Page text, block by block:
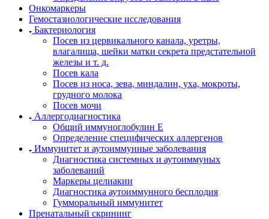
Онкомаркеры
Гемостазиологические исследования
Бактериология
Посев из цервикального канала, уретры,
влагалища, шейки матки секрета предстательной
железы и т. д.
Посев кала
Посев из носа, зева, миндалин, уха, мокроты,
грудного молока
Посев мочи
Аллергодиагностика
Общий иммуноглобулин Е
Определение специфических аллергенов
Иммунитет и аутоиммунные заболевания
Диагностика системных и аутоиммуных
заболеваний
Маркеры целиакии
Диагностика аутоиммунного бесплодия
Гумморальный иммунитет
Пренатальный скрининг